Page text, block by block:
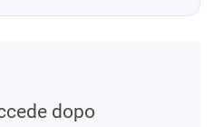
dopo